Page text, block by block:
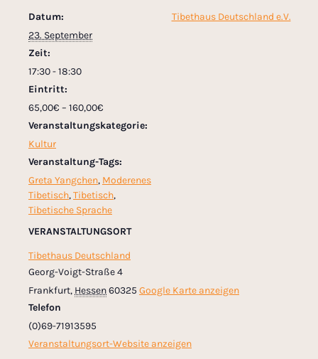
Datum:
23. September
Zeit:
17:30 - 18:30
Eintritt:
65,00€ – 160,00€
Veranstaltungskategorie:
Kultur
Veranstaltung-Tags:
Greta Yangchen, Moderenes
Tibetisch,Tibetisch,
Tibetische Sprache
VERANSTALTUNGSORT
Tibethaus Deutschland
Georg-Voigt-Straße 4
Frankfurt, Hessen60325 Google Karte anzeigen
Telefon
(0)69-71913595
Veranstaltungsort-Website anzeigen
Tibethaus Deutschland e.V.